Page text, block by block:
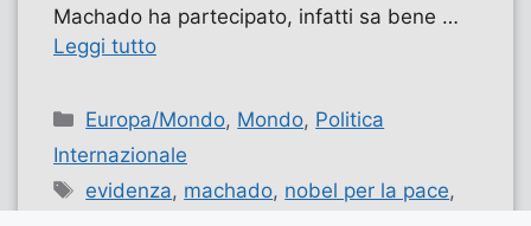
Machado ha partecipato, infatti sa bene …
Leggi tutto
Categorie
Europa/Mondo, Mondo, Politica
Internazionale
Tag
evidenza, machado, nobel per la pace,